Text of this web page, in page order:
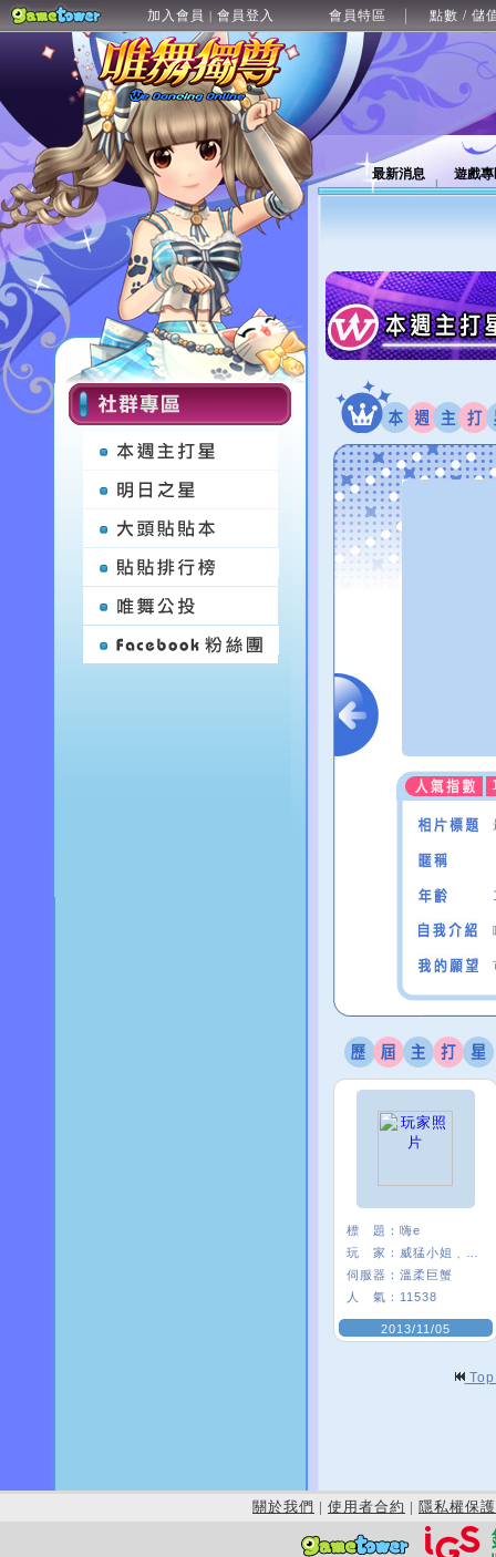
加入會員 | 會員登入 會員特區 點數 / 儲
最新消息 遊戲
標 題： 嗨e
玩 家：
伺服器： 溫柔巨蟹
人 氣： 11538
2013/11/05
關於我們 | 使用者合約 | 隱私權保護